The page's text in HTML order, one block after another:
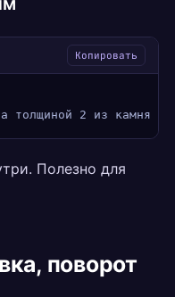
Копировать
2 из камня
Полезно для
поворот